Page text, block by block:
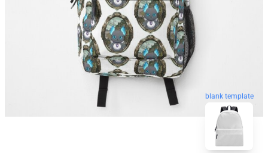
blank template